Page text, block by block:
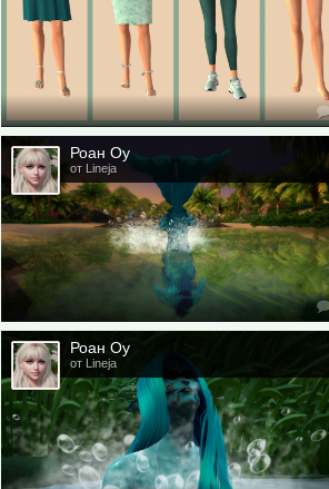
Роан Оу
от Lineja
Роан Оу
от Lineja